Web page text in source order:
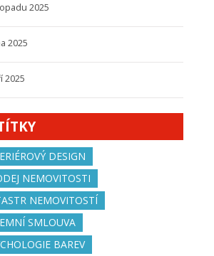
2025
2025
2025
DESIGN
NEMOVITOSTI
NEMOVITOSTÍ
SMLOUVA
BAREV